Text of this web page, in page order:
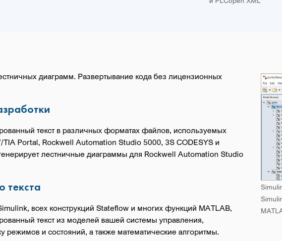
диаграмм. Развертывание кода без лицензионных
текст в различных форматах файлов, используемых
Portal, Rockwell Automation Studio 5000, 3S CODESYS и
лестничные диаграммы для Rockwell Automation Studio
текста
всех конструкций Stateflow и многих функций MATLAB,
текст из моделей вашей системы управления,
режимов и состояний, а также математические алгоритмы.